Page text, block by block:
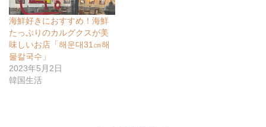
海鮮好きにおすすめ！海鮮
たっぷりのカルグクスが美
味しいお店「해운대31㎝해
물칼국수」
2023年5月2日
韓国生活